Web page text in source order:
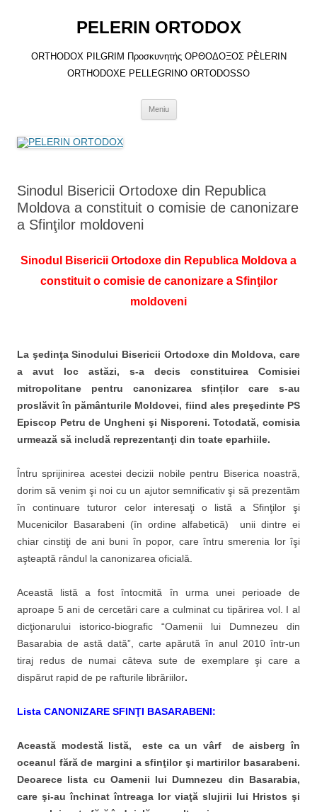
PELERIN ORTODOX
ORTHODOX PILGRIM Προσκυνητής ΟΡΘΟΔΟΞΟΣ PÈLERIN
ORTHODOXE PELLEGRINO ORTODOSSO
Meniu
Sinodul Bisericii Ortodoxe din Republica
Moldova a constituit o comisie de canonizare
a Sfinţilor moldoveni
Sinodul Bisericii Ortodoxe din Republica Moldova a
constituit o comisie de canonizare a Sfinţilor
moldoveni
La şedinţa Sinodului Bisericii Ortodoxe din Moldova, care
a avut loc astăzi, s-a decis constituirea Comisiei
mitropolitane pentru canonizarea sfinților care s-au
proslăvit în pământurile Moldovei, fiind ales preşedinte PS
Episcop Petru de Ungheni şi Nisporeni. Totodată, comisia
urmează să includă reprezentanţi din toate eparhiile.
Întru sprijinirea acestei decizii nobile pentru Biserica noastră,
dorim să venim şi noi cu un ajutor semnificativ şi să prezentăm
în continuare tuturor celor interesaţi o listă a Sfinţilor şi
Mucenicilor Basarabeni (în ordine alfabetică) unii dintre ei
chiar cinstiţi de ani buni în popor, care întru smerenia lor îşi
aşteaptă rândul la canonizarea oficială.
Această listă a fost întocmită în urma unei perioade de
aproape 5 ani de cercetări care a culminat cu tipărirea vol. I al
dicţionarului istorico-biografic “Oamenii lui Dumnezeu din
Basarabia de astă dată”, carte apărută în anul 2010 într-un
tiraj redus de numai câteva sute de exemplare şi care a
dispărut rapid de pe rafturile librăriilor.
Lista CANONIZARE SFINŢI BASARABENI:
Această modestă listă, este ca un vârf de aisberg în
oceanul fără de margini a sfinţilor şi martirilor basarabeni.
Deoarece lista cu Oamenii lui Dumnezeu din Basarabia,
care şi-au închinat întreaga lor viaţă slujirii lui Hristos şi